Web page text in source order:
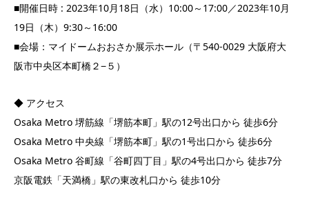
■開催日時 : 2023年10月18日（水）10:00～17:00／2023年10月
19日（木）9:30～16:00
■会場：マイドームおおさか展示ホール（〒540-0029 大阪府大
阪市中央区本町橋２−５）
◆ アクセス
Osaka Metro 堺筋線「堺筋本町」駅の12号出口から 徒歩6分
Osaka Metro 中央線「堺筋本町」駅の1号出口から 徒歩6分
Osaka Metro 谷町線「谷町四丁目」駅の4号出口から 徒歩7分
京阪電鉄「天満橋」駅の東改札口から 徒歩10分